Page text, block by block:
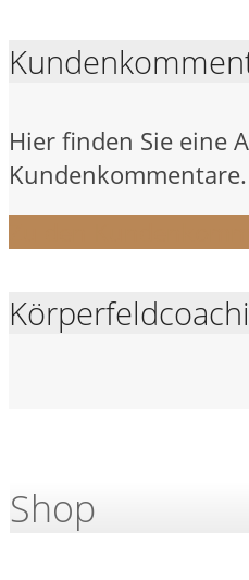
Hier finden Sie eine
Kundenkommentare.
Shop